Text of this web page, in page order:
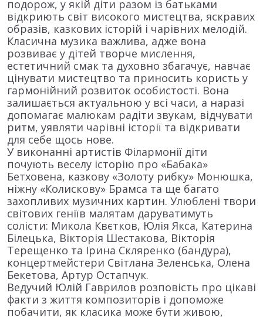
подорож, у якій діти разом із батьками
відкриють світ високого мистецтва, яскравих
образів, казкових історій і чарівних мелодій.
Класична музика важлива, адже вона
розвиває у дітей творче мислення,
естетичний смак та духовно збагачує, навчає
цінувати мистецтво та приносить користь у
гармонійний розвиток особистості. Вона
залишається актуальною у всі часи, а наразі
допомагає малюкам радіти звукам, відчувати
ритм, уявляти чарівні історії та відкривати
для себе щось нове.
У виконанні артистів Філармонії діти
почують веселу історію про «Бабака»
Бетховена, казкову «Золоту рибку» Монюшка,
ніжну «Колискову» Брамса та ще багато
захопливих музичних картин. Улюблені твори
світових геніїв малятам даруватимуть
солісти: Микола Квєтков, Юлія Якса, Катерина
Білецька, Вікторія Шестакова, Вікторія
Терещенко та Ірина Скляренко (бандура),
концертмейстери Світлана Зеленська, Олена
Бекетова, Артур Остапчук.
Ведучий Юлій Гаврилов розповість про цікаві
факти з життя композиторів і допоможе
побачити, як класика може бути живою,